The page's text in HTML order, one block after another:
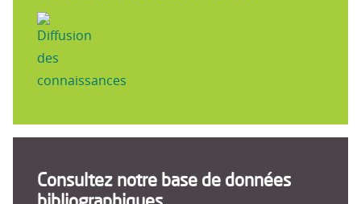
Consultez notre base de données